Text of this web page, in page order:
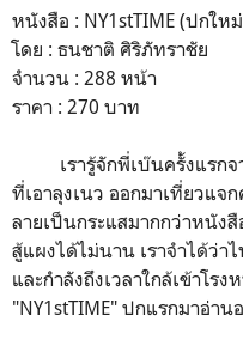
หนังสือ : NY1stTIME (ปกให
โดย : ธนชาติ ศิริภัทราชัย
จำนวน : 288 หน้า
ราคา : 270 บาท
เรารู้จักพี่เบ๊นครั้งแรกจา
ที่เอาลุงเนว ออกมาเที่ยวแจ
ลายเป็นกระแสมากกว่าหนัง
สู้แผงได้ไม่นาน เราจำได้ว่า
และกำลังถึงเวลาใกล้เข้าโร
"NY1stTIME" ปกแรกมาอ่าน